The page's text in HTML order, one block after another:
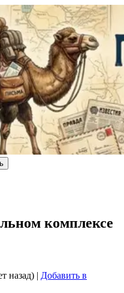
комплексе
назад) | Добавить в